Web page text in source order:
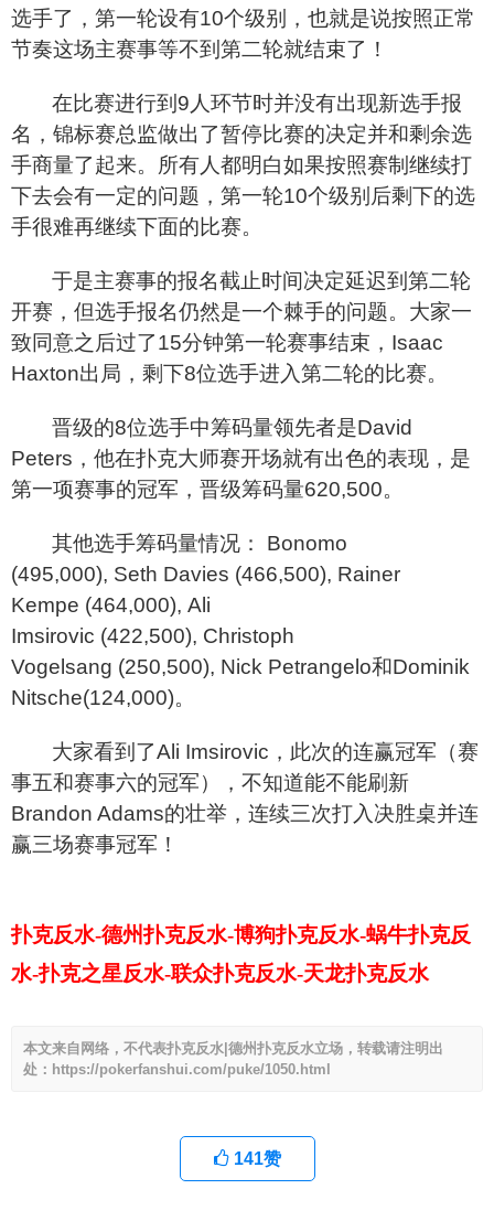
选手了，第一轮设有10个级别，也就是说按照正常
节奏这场主赛事等不到第二轮就结束了！
在比赛进行到9人环节时并没有出现新选手报
名，锦标赛总监做出了暂停比赛的决定并和剩余选
手商量了起来。所有人都明白如果按照赛制继续打
下去会有一定的问题，第一轮10个级别后剩下的选
手很难再继续下面的比赛。
于是主赛事的报名截止时间决定延迟到第二轮
开赛，但选手报名仍然是一个棘手的问题。大家一
致同意之后过了15分钟第一轮赛事结束，Isaac
Haxton出局，剩下8位选手进入第二轮的比赛。
晋级的8位选手中筹码量领先者是David
Peters，他在扑克大师赛开场就有出色的表现，是
第一项赛事的冠军，晋级筹码量620,500。
其他选手筹码量情况： Bonomo
(495,000), Seth Davies (466,500), Rainer
Kempe (464,000), Ali
Imsirovic (422,500), Christoph
Vogelsang (250,500), Nick Petrangelo和Dominik
Nitsche(124,000)。
大家看到了Ali Imsirovic，此次的连赢冠军（赛
事五和赛事六的冠军），不知道能不能刷新
Brandon Adams的壮举，连续三次打入决胜桌并连
赢三场赛事冠军！
扑克反水-德州扑克反水-博狗扑克反水-蜗牛扑克反
水-扑克之星反水-联众扑克反水-天龙扑克反水
本文来自网络，不代表扑克反水|德州扑克反水立场，转载请注明出
处：https://pokerfanshui.com/puke/1050.html
141赞